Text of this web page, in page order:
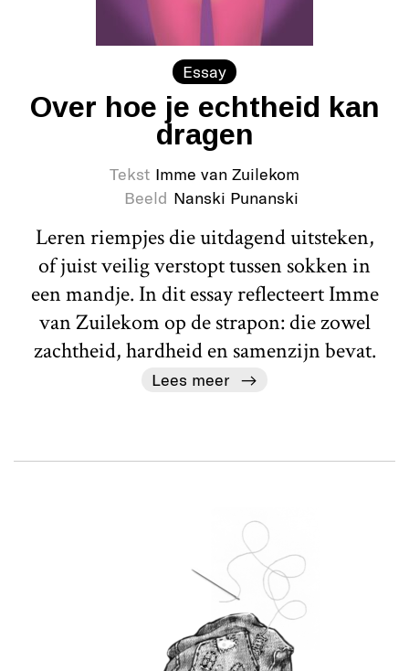
Essay
Over hoe je echtheid kan
dragen
Tekst Imme van Zuilekom
Beeld Nanski Punanski
Leren riempjes die uitdagend uitsteken,
of juist veilig verstopt tussen sokken in
een mandje. In dit essay reflecteert Imme
van Zuilekom op de strapon: die zowel
zachtheid, hardheid en samenzijn bevat.
Lees meer